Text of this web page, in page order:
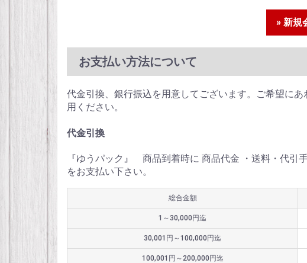
» 新規
お支払い方法について
代金引換、銀行振込を用意してございます。ご希望にあ
用ください。
代金引換
『ゆうパック』 商品到着時に 商品代金 ・送料・代引
をお支払い下さい。
総合金額
1～30,000円迄
30,001円～100,000円迄
100,001円～200,000円迄